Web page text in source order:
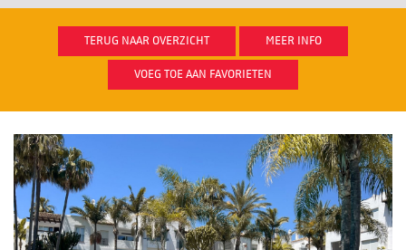
TERUG NAAR OVERZICHT MEER INFO
VOEG TOE AAN FAVORIETEN